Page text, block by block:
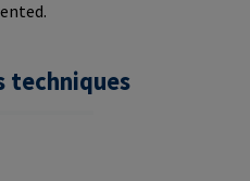
techniques